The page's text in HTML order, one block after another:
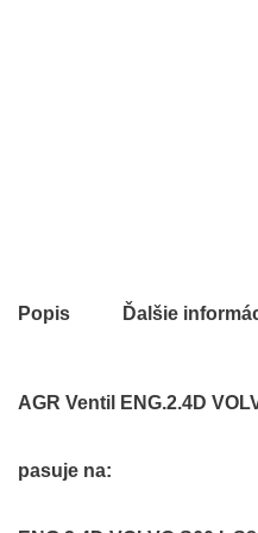
Popis Ďalšie
AGR Ventil ENG.2.4D
pasuje na: